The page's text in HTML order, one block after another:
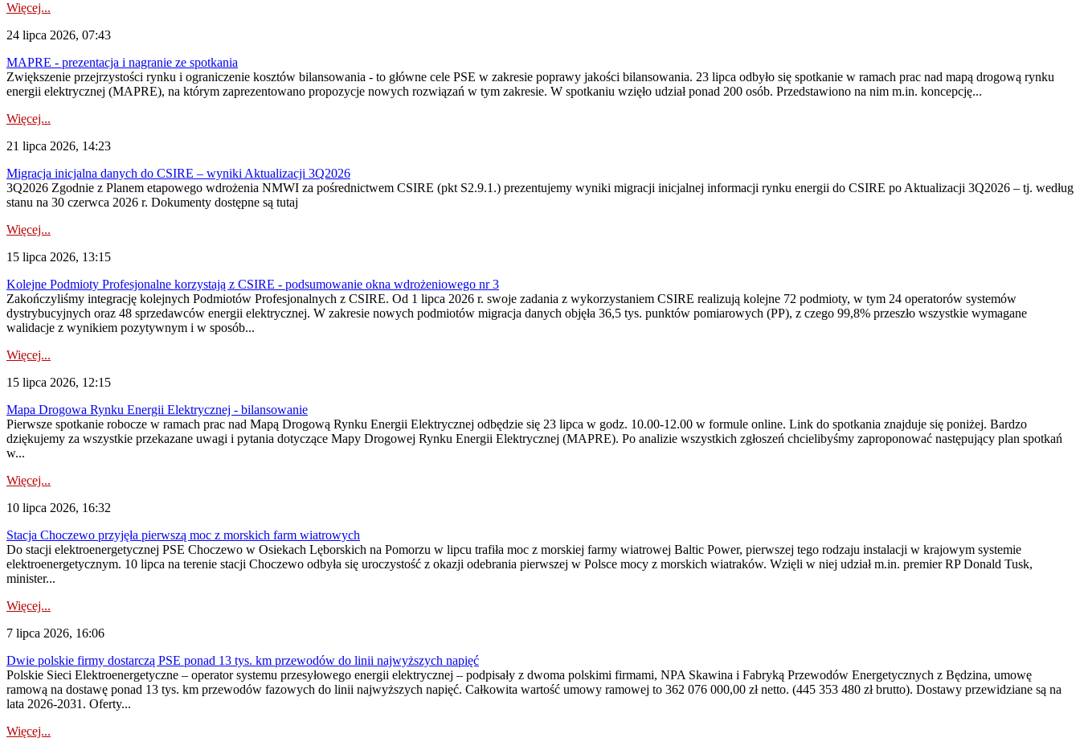
Więcej...
24 lipca 2026, 07:43
MAPRE - prezentacja i nagranie ze spotkania
Zwiększenie przejrzystości rynku i ograniczenie kosztów bilansowania - to główne cele PSE w zakresie poprawy jakości bilansowania. 23 lipca odbyło się spotkanie w ramach prac nad mapą drogową rynku
energii elektrycznej (MAPRE), na którym zaprezentowano propozycje nowych rozwiązań w tym zakresie. W spotkaniu wzięło udział ponad 200 osób. Przedstawiono na nim m.in. koncepcję...
Więcej...
21 lipca 2026, 14:23
Migracja inicjalna danych do CSIRE – wyniki Aktualizacji 3Q2026
3Q2026 Zgodnie z Planem etapowego wdrożenia NMWI za pośrednictwem CSIRE (pkt S2.9.1.) prezentujemy wyniki migracji inicjalnej informacji rynku energii do CSIRE po Aktualizacji 3Q2026 – tj. według
stanu na 30 czerwca 2026 r. Dokumenty dostępne są tutaj
Więcej...
15 lipca 2026, 13:15
Kolejne Podmioty Profesjonalne korzystają z CSIRE - podsumowanie okna wdrożeniowego nr 3
Zakończyliśmy integrację kolejnych Podmiotów Profesjonalnych z CSIRE. Od 1 lipca 2026 r. swoje zadania z wykorzystaniem CSIRE realizują kolejne 72 podmioty, w tym 24 operatorów systemów
dystrybucyjnych oraz 48 sprzedawców energii elektrycznej. W zakresie nowych podmiotów migracja danych objęła 36,5 tys. punktów pomiarowych (PP), z czego 99,8% przeszło wszystkie wymagane
walidacje z wynikiem pozytywnym i w sposób...
Więcej...
15 lipca 2026, 12:15
Mapa Drogowa Rynku Energii Elektrycznej - bilansowanie
Pierwsze spotkanie robocze w ramach prac nad Mapą Drogową Rynku Energii Elektrycznej odbędzie się 23 lipca w godz. 10.00-12.00 w formule online. Link do spotkania znajduje się poniżej. Bardzo
dziękujemy za wszystkie przekazane uwagi i pytania dotyczące Mapy Drogowej Rynku Energii Elektrycznej (MAPRE). Po analizie wszystkich zgłoszeń chcielibyśmy zaproponować następujący plan spotkań
w...
Więcej...
10 lipca 2026, 16:32
Stacja Choczewo przyjęła pierwszą moc z morskich farm wiatrowych
Do stacji elektroenergetycznej PSE Choczewo w Osiekach Lęborskich na Pomorzu w lipcu trafiła moc z morskiej farmy wiatrowej Baltic Power, pierwszej tego rodzaju instalacji w krajowym systemie
elektroenergetycznym. 10 lipca na terenie stacji Choczewo odbyła się uroczystość z okazji odebrania pierwszej w Polsce mocy z morskich wiatraków. Wzięli w niej udział m.in. premier RP Donald Tusk,
minister...
Więcej...
7 lipca 2026, 16:06
Dwie polskie firmy dostarczą PSE ponad 13 tys. km przewodów do linii najwyższych napięć
Polskie Sieci Elektroenergetyczne – operator systemu przesyłowego energii elektrycznej – podpisały z dwoma polskimi firmami, NPA Skawina i Fabryką Przewodów Energetycznych z Będzina, umowę
ramową na dostawę ponad 13 tys. km przewodów fazowych do linii najwyższych napięć. Całkowita wartość umowy ramowej to 362 076 000,00 zł netto. (445 353 480 zł brutto). Dostawy przewidziane są na
lata 2026-2031. Oferty...
Więcej...